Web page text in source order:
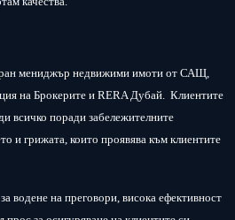
мениджър недвижими имоти от САЩ,
на Брокерите и RERA Дубай. Клиентите
всичко поради забележителните
и грижата, които проявява към клиентите
водене на преговори, висока ефективност